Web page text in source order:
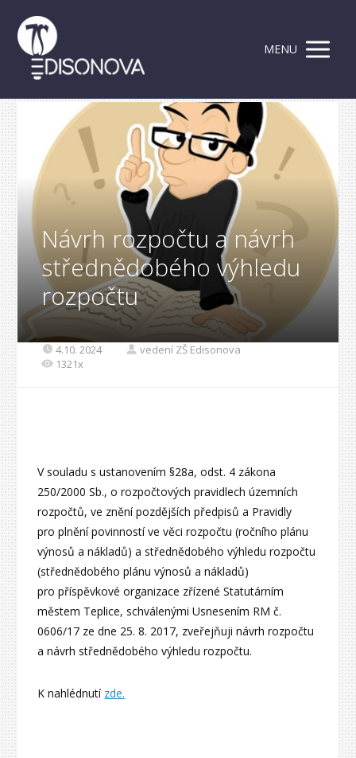
MENU
Návrh rozpočtu a návrh
střednědobého výhledu
rozpočtu
4.10. 2024
vedení ZŠ Edisonova
1321x
V souladu s ustanovením §28a, odst. 4 zákona
250/2000 Sb., o rozpočtových pravidlech územních
rozpočtů, ve znění pozdějších předpisů a Pravidly
pro plnění povinností ve věci rozpočtu (ročního plánu
výnosů a nákladů) a střednědobého výhledu rozpočtu
(střednědobého plánu výnosů a nákladů)
pro příspěvkové organizace zřízené Statutárním
městem Teplice, schválenými Usnesením RM č.
0606/17 ze dne 25. 8. 2017, zveřejňuji návrh rozpočtu
a návrh střednědobého výhledu rozpočtu.
K nahlédnutí zde.